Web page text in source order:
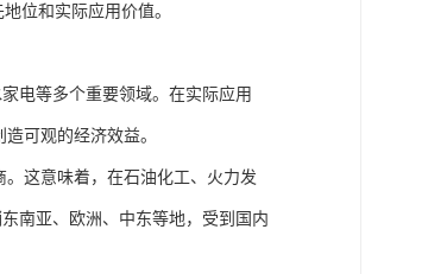
位和实际应用价值。
电等多个重要领域。在实际应用
可观的经济效益。
这意味着，在石油化工、火力发
南亚、欧洲、中东等地，受到国内